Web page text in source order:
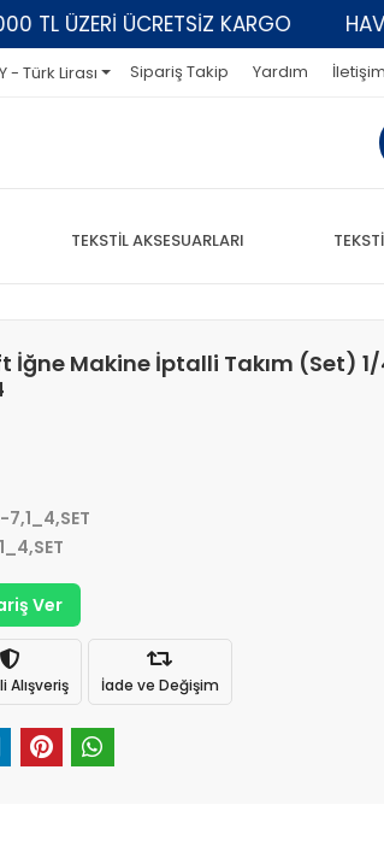
ÜZERİ ÜCRETSİZ KARGO
- Türk Lirası Sipariş Takip Yardım İletişim
TEKSTİL AKSESUARLARI
İğne Makine İptalli Takım (Set)
Ver
Alışveriş İade ve Değişim